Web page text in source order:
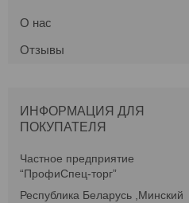
О нас
Отзывы
ИНФОРМАЦИЯ ДЛЯ
ПОКУПАТЕЛЯ
Частное предприятие
“ПрофиСпец-торг”
Республика Беларусь ,Минский